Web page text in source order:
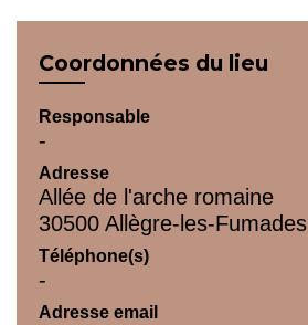
Coordonnées du lieu
Responsable
-
Adresse
Allée de l'arche romaine
30500 Allègre-les-Fumades
Téléphone(s)
-
Adresse email